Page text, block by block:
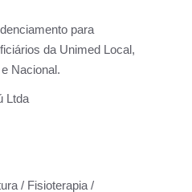
para
da Unimed Local,
Nacional.
Ltda
/ Fisioterapia /